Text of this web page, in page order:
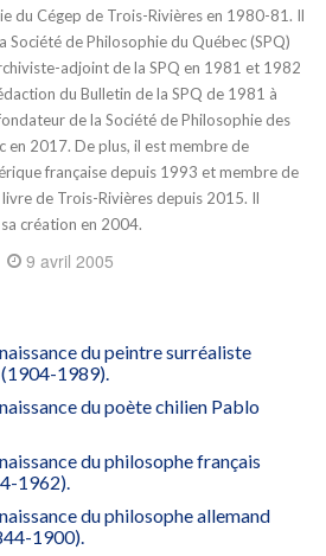
du Cégep de Trois-Rivières en 1980-81. Il
de Philosophie du Québec (SPQ)
adjoint de la SPQ en 1981 et 1982
du Bulletin de la SPQ de 1981 à
de la Société de Philosophie des
en 2017. De plus, il est membre de
française depuis 1993 et membre de
de Trois-Rivières depuis 2015. Il
création en 2004.
9 avril 2005
du peintre surréaliste
1989).
du poète chilien Pablo
du philosophe français
1962).
du philosophe allemand
1900).